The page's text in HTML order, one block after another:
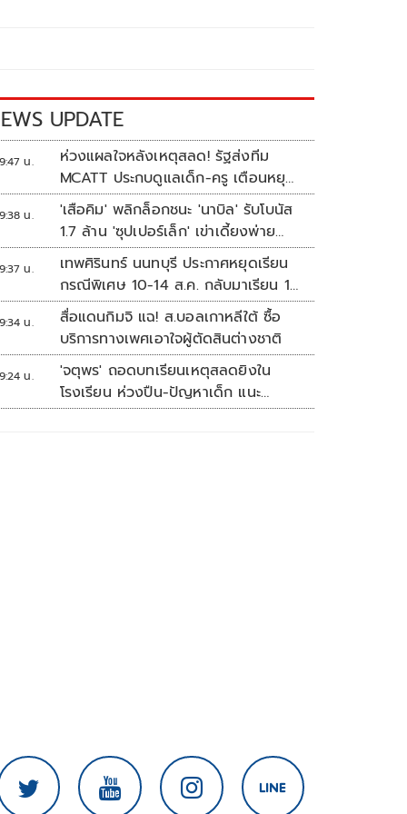
UPDATE
น.
ห่วงแผลใจหลังเหตุสลด! รัฐส่งทีม
MCATT ประกบดูแลเด็ก-ครู เตือนหยุด
แชร์ภาพรุนแรง
น.
'เสือคิม' พลิกล็อกชนะ 'นาบิล' รับโบนัส
1.7 ล้าน 'ซุปเปอร์เล็ก' เข่าเดี้ยงพ่าย
TKO
น.
เทพศิรินทร์ นนทบุรี ประกาศหยุดเรียน
กรณีพิเศษ 10-14 ส.ค. กลับมาเรียน 17
ส.ค.
น.
สื่อแดนกิมจิ แฉ! ส.บอลเกาหลีใต้ ซื้อ
บริการทางเพศเอาใจผู้ตัดสินต่างชาติ
น.
'จตุพร' ถอดบทเรียนเหตุสลดยิงใน
โรงเรียน ห่วงปืน-ปัญหาเด็ก แนะ
ศธ.เร่งอุดช่องโหว่